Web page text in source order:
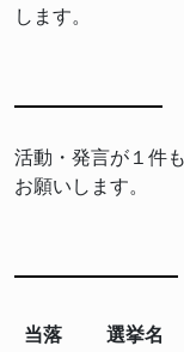
します。
活動・発言が１件
お願いします。
当落 選挙名